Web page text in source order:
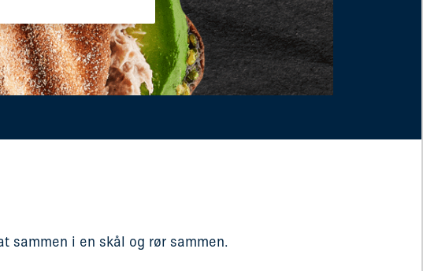
i en skål og rør sammen.